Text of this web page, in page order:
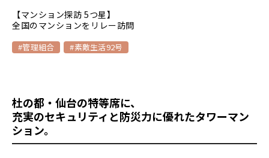
【マンション探訪 5つ星】
全国のマンションをリレー訪問
#管理組合 #素敵生活92号
杜の都・仙台の特等席に、
充実のセキュリティと防災力に優れたタワーマン
ション。